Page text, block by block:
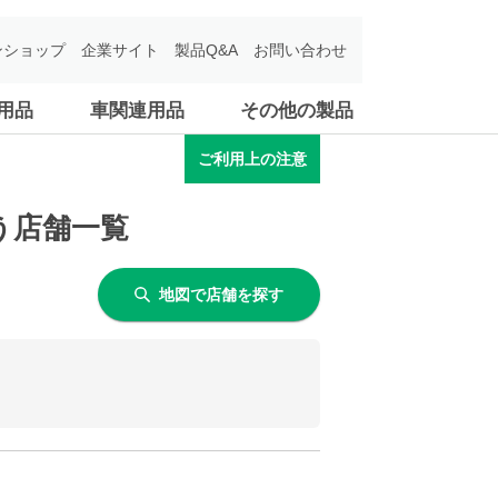
品 車関連用品 その他の製品
ョップ 企業サイト 製品Q&A お問い合わせ
ご利用上の注意
店舗一覧
地図で店舗を探す